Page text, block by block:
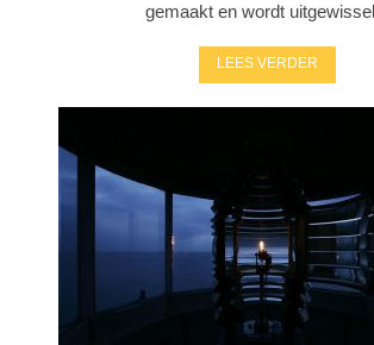
gemaakt en wordt
LEES VERDER